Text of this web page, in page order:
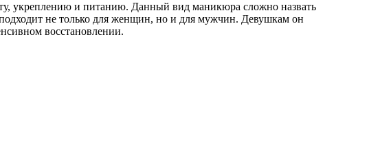
укреплению и питанию. Данный вид маникюра сложно назвать
не только для женщин, но и для мужчин. Девушкам он
восстановлении.